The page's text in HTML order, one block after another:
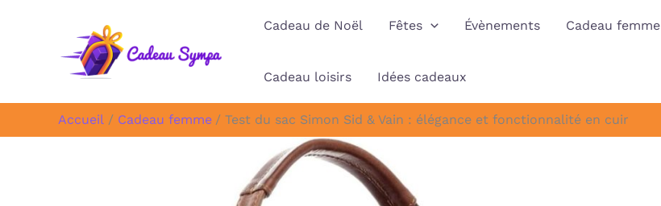
Cadeau de Noël Fêtes Évènements Cadeau femme
Cadeau loisirs Idées cadeaux
Accueil Cadeau femme Test du sac Simon Sid & Vain : élégance et fonctionnalité en cuir